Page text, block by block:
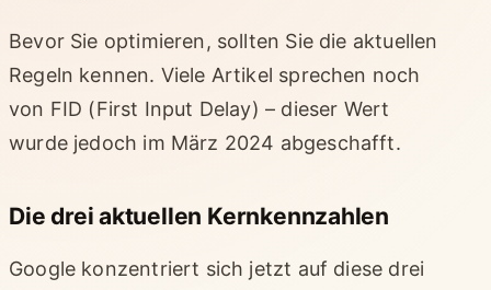
Bevor Sie optimieren, sollten Sie die aktuellen
Regeln kennen. Viele Artikel sprechen noch
von FID (First Input Delay) – dieser Wert
wurde jedoch im März 2024 abgeschafft.
Die drei aktuellen Kernkennzahlen
Google konzentriert sich jetzt auf diese drei